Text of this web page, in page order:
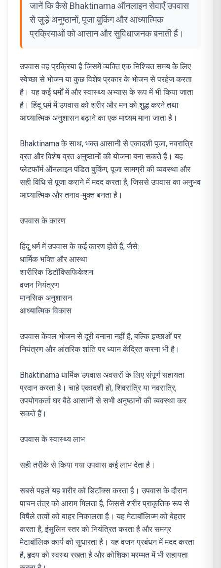
जानें कि कैसे Bhaktinama ऑनलाइन सेवाएँ उपवास
से जुड़े अनुष्ठानों, पूजा बुकिंग और आध्यात्मिक
प्रक्रियाओं को आसान और सुविधाजनक बनाती हैं।
उपवास वह प्रक्रिया है जिसमें व्यक्ति एक निश्चित समय के लिए
स्वेच्छा से भोजन या कुछ विशेष प्रकार के भोजन से परहेज करता
है। यह कई धर्मों में और स्वास्थ्य अभ्यास के रूप में भी किया जाता
है। हिंदू धर्म में उपवास को शरीर और मन को शुद्ध करने तथा
आध्यात्मिक अनुशासन बढ़ाने का एक माध्यम माना जाता है।
Bhaktinama के साथ, भक्त आसानी से एकादशी पूजा, नवरात्रि
व्रत और विशेष व्रत अनुष्ठानों की योजना बना सकते हैं। यह
प्लेटफॉर्म ऑनलाइन पंडित बुकिंग, पूजा सामग्री की व्यवस्था और
सही विधि से पूजा कराने में मदद करता है, जिससे उपवास का अनुभव
आध्यात्मिक और तनाव-मुक्त बनता है।
उपवास के कारण
हिंदू धर्म में उपवास के कई कारण होते हैं, जैसे:
धार्मिक भक्ति और आस्था
शारीरिक डिटॉक्सिफिकेशन
वजन नियंत्रण
मानसिक अनुशासन
आध्यात्मिक विकास
उपवास केवल भोजन से दूरी बनाना नहीं है, बल्कि इच्छाओं पर
नियंत्रण और आंतरिक शांति पर ध्यान केंद्रित करना भी है।
Bhaktinama धार्मिक उपवास अवसरों के लिए संपूर्ण सहायता
प्रदान करता है। चाहे एकादशी हो, शिवरात्रि या नवरात्रि,
उपयोगकर्ता घर बैठे आसानी से सभी अनुष्ठानों की व्यवस्था कर
सकते हैं।
उपवास के स्वास्थ्य लाभ
सही तरीके से किया गया उपवास कई लाभ देता है।
सबसे पहले यह शरीर को डिटॉक्स करता है। उपवास के दौरान
पाचन तंत्र को आराम मिलता है, जिससे शरीर प्राकृतिक रूप से
विषैले तत्वों को बाहर निकालता है। यह मेटाबॉलिज्म को बेहतर
करता है, इंसुलिन स्तर को नियंत्रित करता है और समग्र
मेटाबॉलिक कार्य को सुधारता है। यह वजन प्रबंधन में मदद करता
है, हृदय को स्वस्थ रखता है और कोशिका मरम्मत में भी सहायता